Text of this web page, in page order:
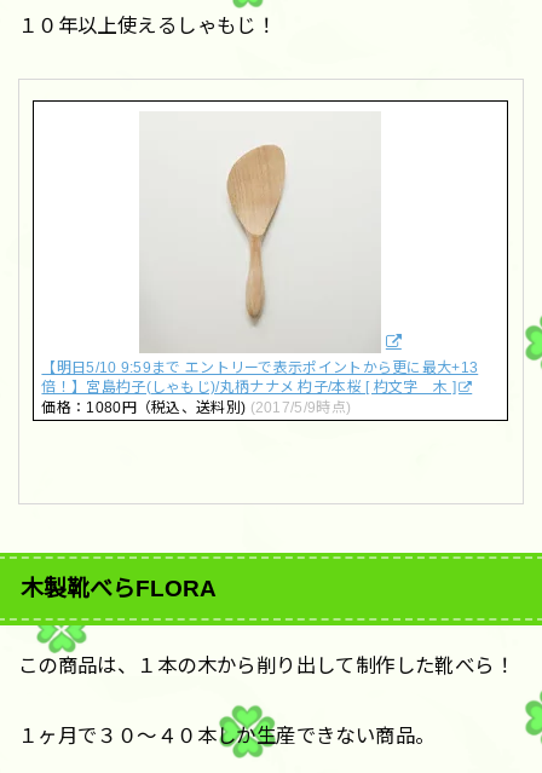
１０年以上使えるしゃもじ！
【明日5/10 9:59まで エントリーで表示ポイントから更に最大+13
倍！】宮島杓子(しゃもじ)/丸柄ナナメ 杓子/本桜 [ 杓文字 木 ]
価格：1080円（税込、送料別) (2017/5/9時点)
木製靴べらFLORA
この商品は、１本の木から削り出して制作した靴べら！
１ヶ月で３０〜４０本しか生産できない商品。